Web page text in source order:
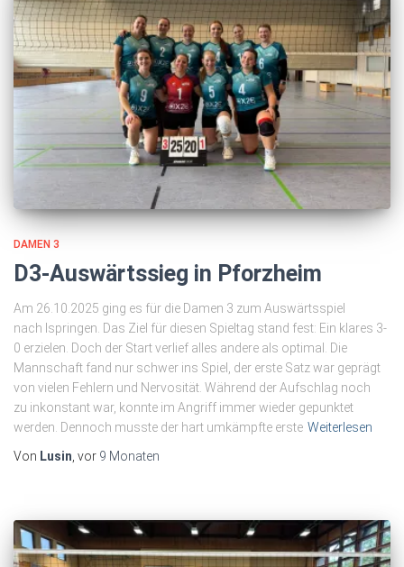
DAMEN 3
D3-Auswärtssieg in Pforzheim
Am 26.10.2025 ging es für die Damen 3 zum Auswärtsspiel
nach Ispringen. Das Ziel für diesen Spieltag stand fest: Ein klares 3-
0 erzielen. Doch der Start verlief alles andere als optimal. Die
Mannschaft fand nur schwer ins Spiel, der erste Satz war geprägt
von vielen Fehlern und Nervosität. Während der Aufschlag noch
zu inkonstant war, konnte im Angriff immer wieder gepunktet
werden. Dennoch musste der hart umkämpfte erste Weiterlesen
Von Lusin, vor 9 Monaten